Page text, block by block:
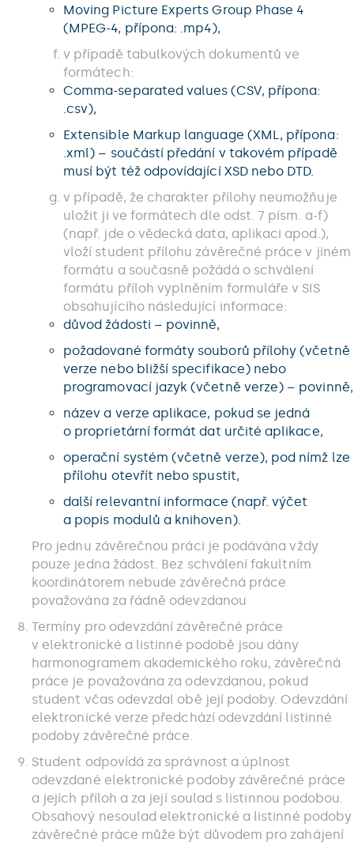
Moving Picture Experts Group Phase 4
(MPEG-4, přípona: .mp4),
v případě tabulkových dokumentů ve
formátech:
Comma-separated values (CSV, přípona:
.csv),
Extensible Markup language (XML, přípona:
.xml) – součástí předání v takovém případě
musí být též odpovídající XSD nebo DTD.
v případě, že charakter přílohy neumožňuje
uložit ji ve formátech dle odst. 7 písm. a-f)
(např. jde o vědecká data, aplikaci apod.),
vloží student přílohu závěrečné práce v jiném
formátu a současně požádá o schválení
formátu příloh vyplněním formuláře v SIS
obsahujícího následující informace:
důvod žádosti – povinně,
požadované formáty souborů přílohy (včetně
verze nebo bližší specifikace) nebo
programovací jazyk (včetně verze) – povinně,
název a verze aplikace, pokud se jedná
o proprietární formát dat určité aplikace,
operační systém (včetně verze), pod nímž lze
přílohu otevřít nebo spustit,
další relevantní informace (např. výčet
a popis modulů a knihoven).
Pro jednu závěrečnou práci je podávána vždy
pouze jedna žádost. Bez schválení fakultním
koordinátorem nebude závěrečná práce
považována za řádně odevzdanou
Termíny pro odevzdání závěrečné práce
v elektronické a listinné podobě jsou dány
harmonogramem akademického roku, závěrečná
práce je považována za odevzdanou, pokud
student včas odevzdal obě její podoby. Odevzdání
elektronické verze předchází odevzdání listinné
podoby závěrečné práce.
Student odpovídá za správnost a úplnost
odevzdané elektronické podoby závěrečné práce
a jejích příloh a za její soulad s listinnou podobou.
Obsahový nesoulad elektronické a listinné podoby
závěrečné práce může být důvodem pro zahájení